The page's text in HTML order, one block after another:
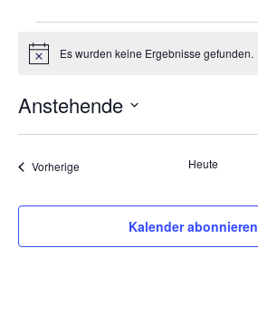
HinweisEs wurden keine Ergebnisse gefunden.
Anstehende
wählen.
VorherigeVeranstaltungen Heute
Kalender abonnieren